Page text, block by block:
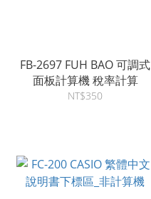
FB-2697 FUH BAO 可調式
面板計算機 稅率計算
NT$350